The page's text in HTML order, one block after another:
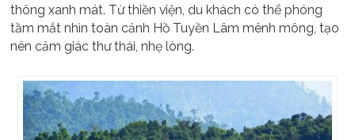
thông xanh mát. Từ thiền viện, du khách có thể phóng
tầm mắt nhìn toàn cảnh Hồ Tuyền Lâm mênh mông, tạo
nên cảm giác thư thái, nhẹ lòng.